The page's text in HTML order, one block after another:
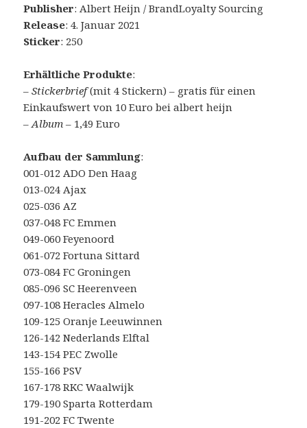
Publisher: Albert Heijn / BrandLoyalty Sourcing
Release: 4. Januar 2021
Sticker: 250
Erhältliche Produkte:
–Stickerbrief(mit 4 Stickern) – gratis für einen
Einkaufswert von 10 Euro bei albert heijn
–Album – 1,49 Euro
Aufbau der Sammlung:
001-012 ADO Den Haag
013-024 Ajax
025-036 AZ
037-048 FC Emmen
049-060 Feyenoord
061-072 Fortuna Sittard
073-084 FC Groningen
085-096 SC Heerenveen
097-108 Heracles Almelo
109-125 Oranje Leeuwinnen
126-142 Nederlands Elftal
143-154 PEC Zwolle
155-166 PSV
167-178 RKC Waalwijk
179-190 Sparta Rotterdam
191-202 FC Twente